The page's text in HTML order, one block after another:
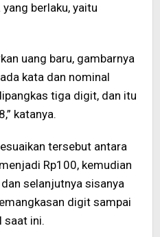
berlaku, yaitu
uang baru, gambarnya
kata dan nominal
tiga digit, dan itu
katanya.
tersebut antara
Rp100, kemudian
selanjutnya sisanya
digit sampai
saat ini.